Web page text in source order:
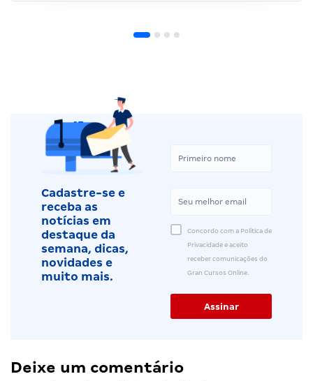
Cadastre-se e
receba as
notícias em
destaque da
semana, dicas,
novidades e
muito mais.
Concordo com a Política de
Privacidade e aceito
receber comunicações do
Gran Cursos Online.
Deixe um comentário